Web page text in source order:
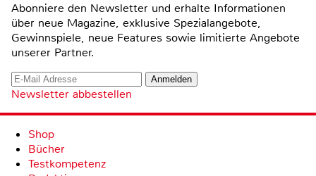
Abonniere den Newsletter und erhalte Informationen
über neue Magazine, exklusive Spezialangebote,
Gewinnspiele, neue Features sowie limitierte Angebote
unserer Partner.
Newsletter abbestellen
Shop
Bücher
Testkompetenz